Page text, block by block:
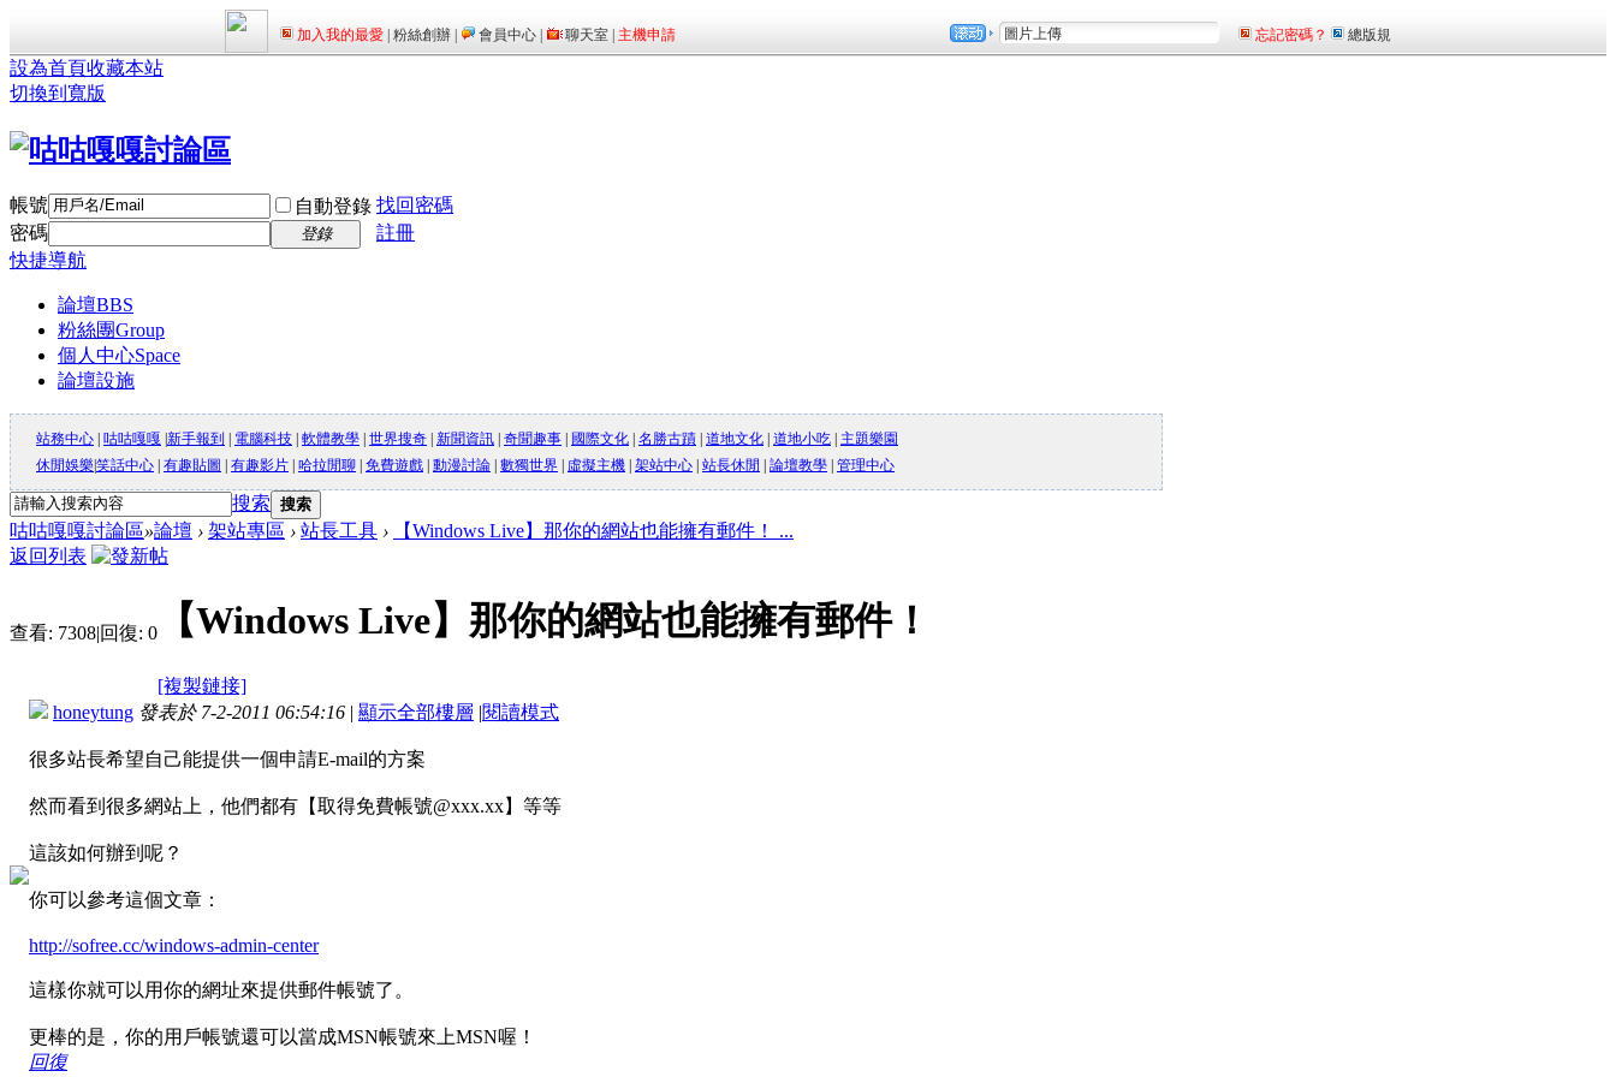
設為首頁收藏本站
切換到寬版
帳號 自動登錄 找回密碼
密碼
登錄
註冊
快捷導航
論壇BBS
粉絲團Group
個人中心Space
論壇設施
站務中心 | 咕咕嘎嘎 |新手報到 | 電腦科技 | 軟體教學 | 世界搜奇 | 新聞資訊 | 奇聞趣事 | 國際文化 | 名勝古蹟 | 道地文化 | 道地小吃 | 主題樂園
休閒娛樂|笑話中心 | 有趣貼圖 | 有趣影片 | 哈拉閒聊 | 免費遊戲 | 動漫討論 | 數獨世界 | 虛擬主機 | 架站中心 | 站長休閒 | 論壇教學 | 管理中心
搜索 搜索
咕咕嘎嘎討論區»論壇 › 架站專區 › 站長工具 ›
【Windows Live】那你的網站也能擁有郵件！ ...
返回列表
查看: 7308|回復: 0 【Windows Live】那你的網站也能擁有郵件！
[複製鏈接]
honeytung 發表於 7-2-2011 06:54:16 | 顯示全部樓層 |閱讀模式
很多站長希望自己能提供一個申請E-mail的方案
然而看到很多網站上，他們都有【取得免費帳號@xxx.xx】等等
這該如何辦到呢？
你可以參考這個文章：
http://sofree.cc/windows-admin-center
這樣你就可以用你的網址來提供郵件帳號了。
更棒的是，你的用戶帳號還可以當成MSN帳號來上MSN喔！
回復